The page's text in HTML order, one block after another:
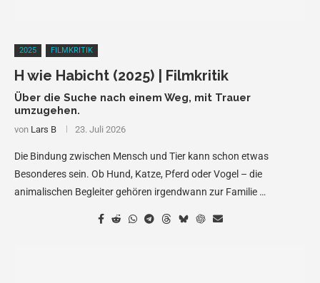
2025 FILMKRITIK
H wie Habicht (2025) | Filmkritik
Über die Suche nach einem Weg, mit Trauer
umzugehen.
von Lars B 23. Juli 2026
Die Bindung zwischen Mensch und Tier kann schon etwas
Besonderes sein. Ob Hund, Katze, Pferd oder Vogel – die
animalischen Begleiter gehören irgendwann zur Familie …